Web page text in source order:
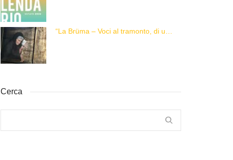
“La Brüma – Voci al tramonto, di una vita e di un’epoca”
Cerca